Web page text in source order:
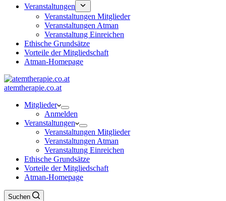
Veranstaltungen
Veranstaltungen Mitglieder
Veranstaltungen Atman
Veranstaltung Einreichen
Ethische Grundsätze
Vorteile der Mitgliedschaft
Atman-Homepage
atemtherapie.co.at
Mitglieder
Anmelden
Veranstaltungen
Veranstaltungen Mitglieder
Veranstaltungen Atman
Veranstaltung Einreichen
Ethische Grundsätze
Vorteile der Mitgliedschaft
Atman-Homepage
Suchen